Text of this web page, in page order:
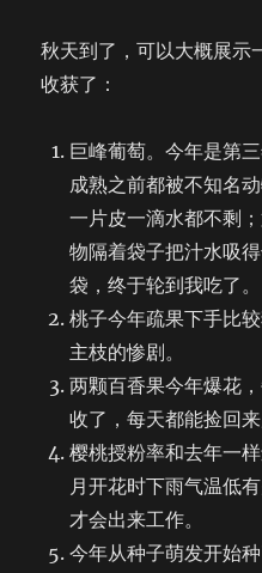
秋天到了，可以大概展示
收获了：
巨峰葡萄。今年是第
成熟之前都被不知名
一片皮一滴水都不剩
物隔着袋子把汁水吸
袋，终于轮到我吃了。
桃子今年疏果下手比
主枝的惨剧。
两颗百香果今年爆花
收了，每天都能捡回来
樱桃授粉率和去年一
月开花时下雨气温低
才会出来工作。
今年从种子萌发开始